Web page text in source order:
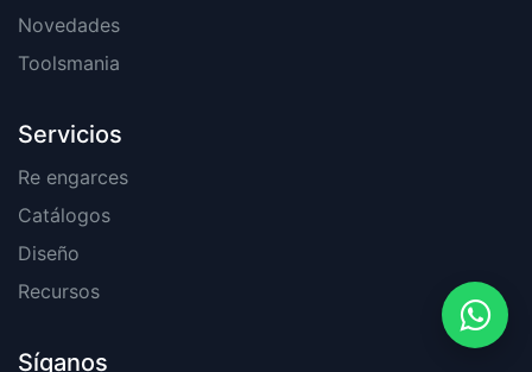
Novedades
Toolsmania
Servicios
Re engarces
Catálogos
Diseño
Recursos
Síganos